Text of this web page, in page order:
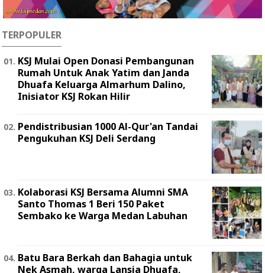
TERPOPULER
KSJ Mulai Open Donasi Pembangunan
Rumah Untuk Anak Yatim dan Janda
Dhuafa Keluarga Almarhum Dalino,
Inisiator KSJ Rokan Hilir
Pendistribusian 1000 Al-Qur'an Tandai
Pengukuhan KSJ Deli Serdang
Kolaborasi KSJ Bersama Alumni SMA
Santo Thomas 1 Beri 150 Paket
Sembako ke Warga Medan Labuhan
Batu Bara Berkah dan Bahagia untuk
Nek Asmah, warga Lansia Dhuafa,